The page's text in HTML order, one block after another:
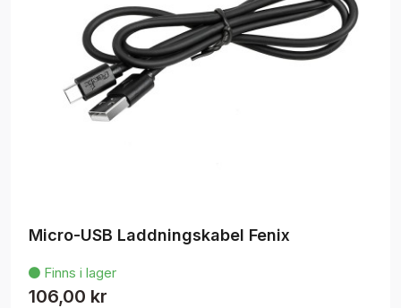
 Finns i lager
Micro-USB Laddningskabel Fenix
106,00 kr